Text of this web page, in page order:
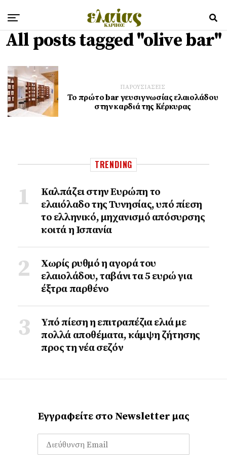
All posts tagged "olive bar"
ΠΑΡΟΥΣΙΑΣΕΙΣ
Το πρώτο bar γευσιγνωσίας ελαιολάδου
στην καρδιά της Κέρκυρας
TRENDING
Καλπάζει στην Ευρώπη το
ελαιόλαδο της Τυνησίας, υπό πίεση
το ελληνικό, μηχανισμό απόσυρσης
κοιτά η Ισπανία
Χωρίς ρυθμό η αγορά του
ελαιολάδου, ταβάνι τα 5 ευρώ για
έξτρα παρθένο
Υπό πίεση η επιτραπέζια ελιά με
πολλά αποθέματα, κάμψη ζήτησης
προς τη νέα σεζόν
Εγγραφείτε στο Newsletter μας